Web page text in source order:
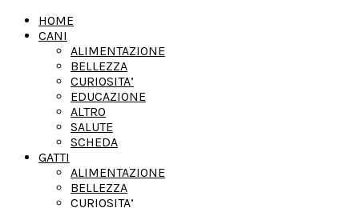
HOME
CANI
ALIMENTAZIONE
BELLEZZA
CURIOSITA’
EDUCAZIONE
ALTRO
SALUTE
SCHEDA
GATTI
ALIMENTAZIONE
BELLEZZA
CURIOSITA’